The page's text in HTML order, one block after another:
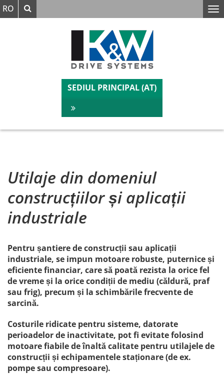
Verstanden
RO Căutare
SEDIUL PRINCIPAL (AT)
Utilaje din domeniul
construcțiilor și aplicații
industriale
Pentru șantiere de construcții sau aplicații
industriale, se impun motoare robuste, puternice și
eficiente financiar, care să poată rezista la orice fel
de vreme și la orice condiții de mediu (căldură, praf
sau frig), precum și la schimbările frecvente de
sarcină.
Costurile ridicate pentru sisteme, datorate
perioadelor de inactivitate, pot fi evitate folosind
motoare fiabile de înaltă calitate pentru utilajele de
construcții și echipamentele staționare (de ex.
pompe sau compresoare).